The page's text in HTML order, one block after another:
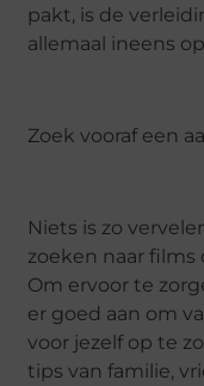
pakt, is de
allemaal ineens
Zoek vooraf een
Niets is zo
zoeken naar films
Om ervoor te
er goed aan om
voor jezelf op te
tips van familie,